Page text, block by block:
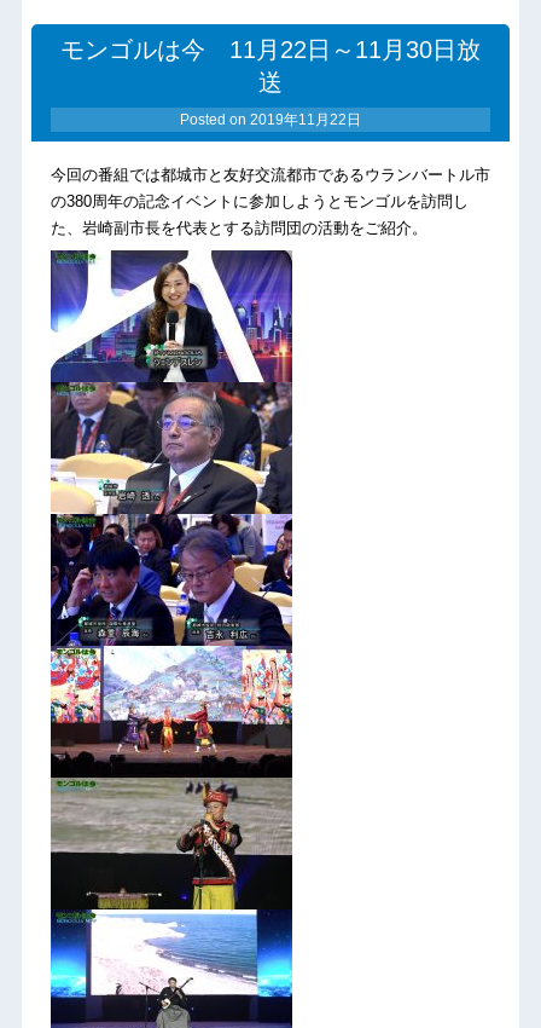
モンゴルは今 11月22日～11月30日放
送
Posted on 2019年11月22日
今回の番組では都城市と友好交流都市であるウランバートル市
の380周年の記念イベントに参加しようとモンゴルを訪問し
た、岩崎副市長を代表とする訪問団の活動をご紹介。